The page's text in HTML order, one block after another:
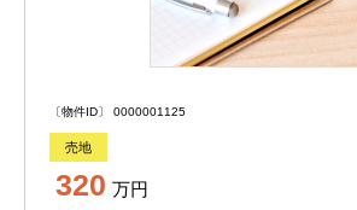
〔物件ID〕 0000001125
売地
320 万円